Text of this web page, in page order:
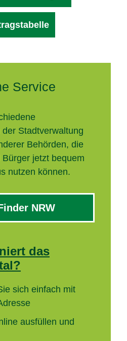
Service
Stadtverwaltung
Behörden, die
jetzt bequem
nutzen können.
NRW
das
sich einfach mit
ausfüllen und